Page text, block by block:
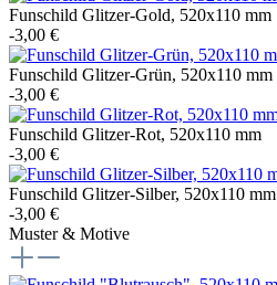
Funschild Glitzer-Gold, 520x110 mm
-3,00 €
Funschild Glitzer-Grün, 520x110 mm
-3,00 €
Funschild Glitzer-Rot, 520x110 mm
-3,00 €
Funschild Glitzer-Silber, 520x110 mm
-3,00 €
Muster & Motive